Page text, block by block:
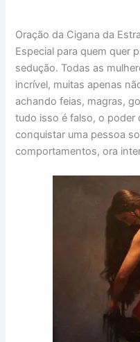
Oração da Cigana da
Especial para quem quer
sedução. Todas as
incrível, muitas apenas
achando feias, magras,
tudo isso é falso, o poder
conquistar uma pessoa
comportamentos, ora